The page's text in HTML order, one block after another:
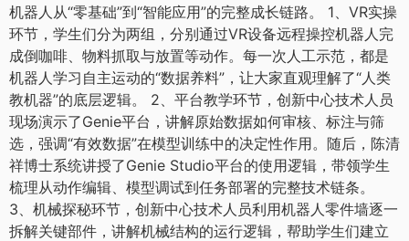
机器人从“零基础”到“智能应用”的完整成长链路。 1、VR实操
环节，学生们分为两组，分别通过VR设备远程操控机器人完
成倒咖啡、物料抓取与放置等动作。每一次人工示范，都是
机器人学习自主运动的“数据养料”，让大家直观理解了“人类
教机器”的底层逻辑。 2、平台教学环节，创新中心技术人员
现场演示了Genie平台，讲解原始数据如何审核、标注与筛
选，强调“有效数据”在模型训练中的决定性作用。随后，陈清
祥博士系统讲授了Genie Studio平台的使用逻辑，带领学生
梳理从动作编辑、模型调试到任务部署的完整技术链条。
3、机械探秘环节，创新中心技术人员利用机器人零件墙逐一
拆解关键部件，讲解机械结构的运行逻辑，帮助学生们建立